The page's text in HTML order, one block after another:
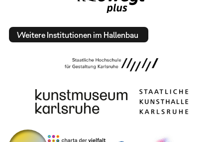
Weitere Institutionen im Hallenbau